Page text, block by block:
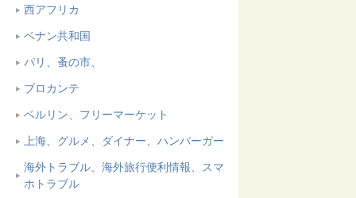
西アフリカ
ベナン共和国
パリ、蚤の市、
ブロカンテ
ベルリン、フリーマーケット
上海、グルメ、ダイナー、ハンバーガー
海外トラブル、海外旅行便利情報、スマ
ホトラブル